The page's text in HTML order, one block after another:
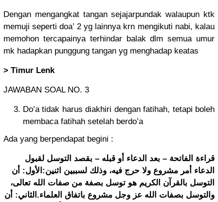
Dengan mengangkat tangan sejajarpundak walaupun ktk
memuji seperti doa’ 2 yg lainnya krn mengikuti nabi, kalau
memohon tercapainya terhindar balak dlm semua umur
mk hadapkan punggung tangan yg menghadap keatas
> Timur Lenk
JAWABAN SOAL NO. 3
Do’a tidak harus diakhiri dengan fatihah, tetapi boleh
membaca fatihah setelah berdo’a
Ada yang berpendapat begini :
قراءة الفاتحة – بعد الدعاء أو قبله – بقصد التوسل لقبول
الدعاء أمر مشروع ولا حرج فيه، وذلك لسببين اثنين:الأول: أن
التوسل بالقرآن الكريم هو توسل بصفة من صفات الله تعالى،
والتوسل بصفات الله عز وجل مشروع باتفاق العلماء.الثاني: أن